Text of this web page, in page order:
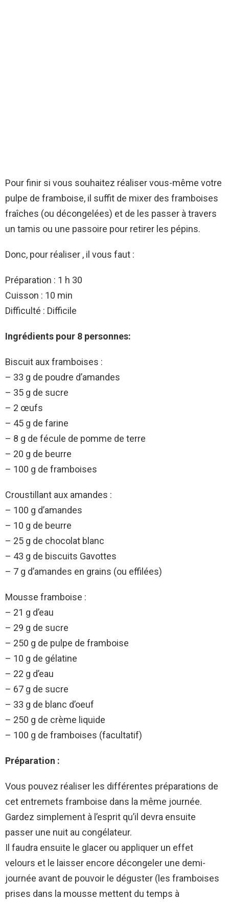
Pour finir si vous souhaitez réaliser vous-même votre
pulpe de framboise, il suffit de mixer des framboises
fraîches (ou décongelées) et de les passer à travers
un tamis ou une passoire pour retirer les pépins.
Donc, pour réaliser , il vous faut :
Préparation : 1 h 30
Cuisson : 10 min
Difficulté : Difficile
Ingrédients pour 8 personnes:
Biscuit aux framboises :
– 33 g de poudre d’amandes
– 35 g de sucre
– 2 œufs
– 45 g de farine
– 8 g de fécule de pomme de terre
– 20 g de beurre
– 100 g de framboises
Croustillant aux amandes :
– 100 g d’amandes
– 10 g de beurre
– 25 g de chocolat blanc
– 43 g de biscuits Gavottes
– 7 g d’amandes en grains (ou effilées)
Mousse framboise :
– 21 g d’eau
– 29 g de sucre
– 250 g de pulpe de framboise
– 10 g de gélatine
– 22 g d’eau
– 67 g de sucre
– 33 g de blanc d’oeuf
– 250 g de crème liquide
– 100 g de framboises (facultatif)
Préparation :
Vous pouvez réaliser les différentes préparations de
cet entremets framboise dans la même journée.
Gardez simplement à l’esprit qu’il devra ensuite
passer une nuit au congélateur.
Il faudra ensuite le glacer ou appliquer un effet
velours et le laisser encore décongeler une demi-
journée avant de pouvoir le déguster (les framboises
prises dans la mousse mettent du temps à